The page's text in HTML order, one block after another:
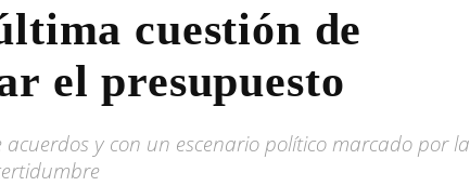
cuestión de
el presupuesto
y con un escenario político marcado por la